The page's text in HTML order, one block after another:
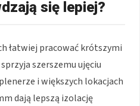
się lepiej?
łatwiej pracować krótszymi
szerszemu ujęciu
i większych lokacjach
dają lepszą izolację